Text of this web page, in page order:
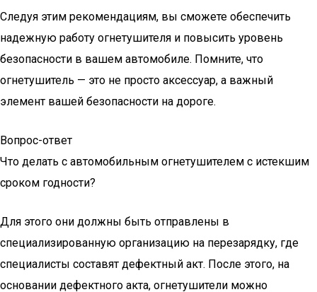
Следуя этим рекомендациям, вы сможете обеспечить
надежную работу огнетушителя и повысить уровень
безопасности в вашем автомобиле. Помните, что
огнетушитель — это не просто аксессуар, а важный
элемент вашей безопасности на дороге.
Вопрос-ответ
Что делать с автомобильным огнетушителем с истекшим
сроком годности?
Для этого они должны быть отправлены в
специализированную организацию на перезарядку, где
специалисты составят дефектный акт. После этого, на
основании дефектного акта, огнетушители можно